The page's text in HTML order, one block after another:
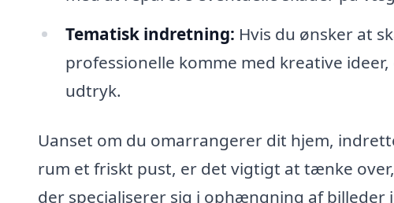
Tematisk indretning: Hvis du ønsker at
professionelle komme med kreative
udtryk.
Uanset om du omarrangerer dit hjem,
rum et friskt pust, er det vigtigt at tænke
der specialiserer sig i ophængning af